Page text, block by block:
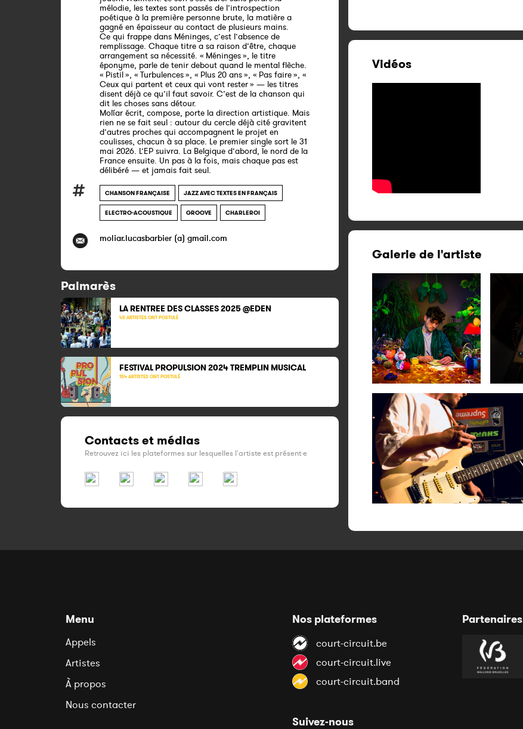
mélodie, les textes sont passés de l’introspection
poétique à la première personne brute, la matière a
gagné en épaisseur au contact de plusieurs mains.
Ce qui frappe dans Méninges, c’est l’absence de
remplissage. Chaque titre a sa raison d’être, chaque
arrangement sa nécessité. « Méninges », le titre
éponyme, parle de tenir debout quand le mental flèche.
« Pistil », « Turbulences », « Plus 20 ans », « Pas faire », «
Ceux qui partent et ceux qui vont rester » — les titres
disent déjà ce qu’il faut savoir. C’est de la chanson qui
dit les choses sans détour.
Molíar écrit, compose, porte la direction artistique. Mais
rien ne se fait seul : autour du cercle déjà cité gravitent
d’autres proches qui accompagnent le projet en
coulisses, chacun à sa place. Le premier single sort le 31
mai 2026. L’EP suivra. La Belgique d’abord, le nord de la
France ensuite. Un pas à la fois, mais chaque pas est
délibéré — et jamais fait seul.
CHANSON FRANÇAISE JAZZ AVEC TEXTES EN FRANÇAIS
ELECTRO-ACOUSTIQUE GROOVE CHARLEROI
moliar.lucasbarbier (a) gmail.com
Palmarès
LA RENTREE DES CLASSES 2025 @EDEN
45 ARTISTES ONT POSTULÉ
FESTIVAL PROPULSION 2024 TREMPLIN MUSICAL
154 ARTISTES ONT POSTULÉ
Contacts et médias
Retrouvez ici les plateformes sur lesquelles l'artiste est présent·e
Vidéos
Galerie de l'artiste
Menu
Appels
Artistes
À propos
Nous contacter
Nos plateformes
court-circuit.be
court-circuit.live
court-circuit.band
Suivez-nous
Partenaires